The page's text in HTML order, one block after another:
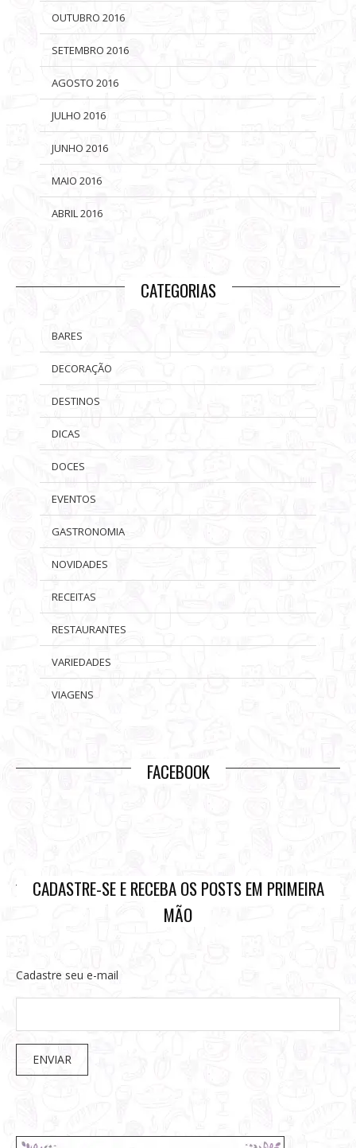
OUTUBRO 2016
SETEMBRO 2016
AGOSTO 2016
JULHO 2016
JUNHO 2016
MAIO 2016
ABRIL 2016
CATEGORIAS
BARES
DECORAÇÃO
DESTINOS
DICAS
DOCES
EVENTOS
GASTRONOMIA
NOVIDADES
RECEITAS
RESTAURANTES
VARIEDADES
VIAGENS
FACEBOOK
CADASTRE-SE E RECEBA OS POSTS EM PRIMEIRA
MÃO
Cadastre seu e-mail